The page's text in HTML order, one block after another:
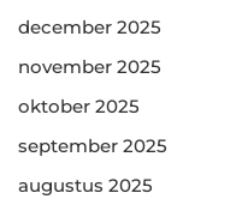
december 2025
november 2025
oktober 2025
september 2025
augustus 2025